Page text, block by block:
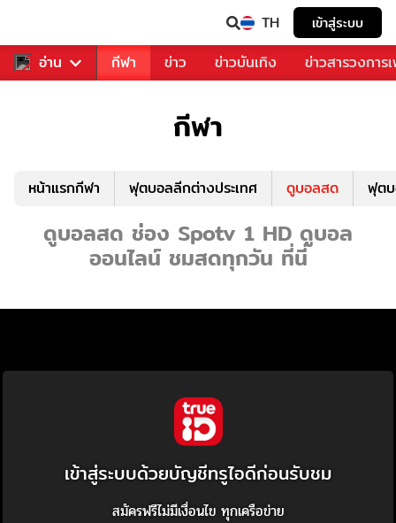
TH เข้าสู่ระบบ
อ่าน
สำหรับคุณ กีฬา ข่าว ข่าวบันเทิง ข่าวสารวงการ
กีฬา
หน้าแรกกีฬา ฟุตบอลลีกต่างประเทศ ดูบอลสด ฟุต
ดูบอลสด ช่อง Spotv 1 HD ดูบอล
ออนไลน์ ชมสดทุกวัน ที่นี่
เข้าสู่ระบบด้วยบัญชีทรูไอดีก่อนรับชม
สมัครฟรีไม่มีเงื่อนไข ทุกเครือข่าย